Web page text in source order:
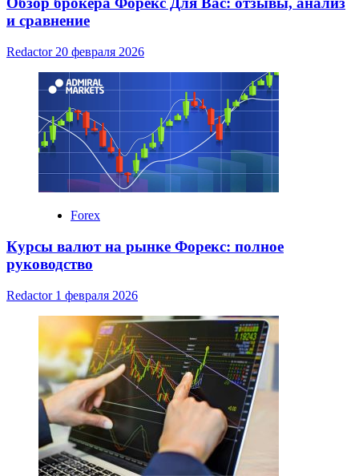
и сравнение
Redactor 20 февраля 2026
Forex
Курсы валют на рынке Форекс: полное
руководство
Redactor 1 февраля 2026